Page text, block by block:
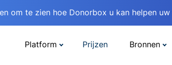
om te zien hoe Donorbox u kan helpen
Platform Prijzen Bronnen